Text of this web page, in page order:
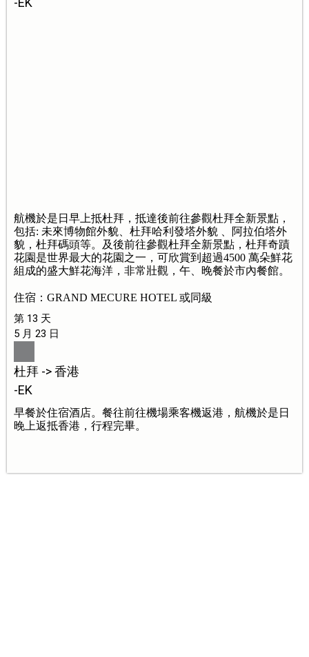
航機於是日早上抵杜拜，抵達後前往參觀杜拜全新景點，
包括: 未來博物館外貌、杜拜哈利發塔外貌 、阿拉伯塔外
貌，杜拜碼頭等。及後前往參觀杜拜全新景點，杜拜奇蹟
花園是世界最大的花園之一，可欣賞到超過4500 萬朵鮮花
組成的盛大鮮花海洋，非常壯觀，午、晚餐於市內餐館。
住宿：GRAND MECURE HOTEL 或同級
第 13 天
5 月 23 日
杜拜 -> 香港
-EK
早餐於住宿酒店。餐往前往機場乘客機返港，航機於是日
晚上返抵香港，行程完畢。